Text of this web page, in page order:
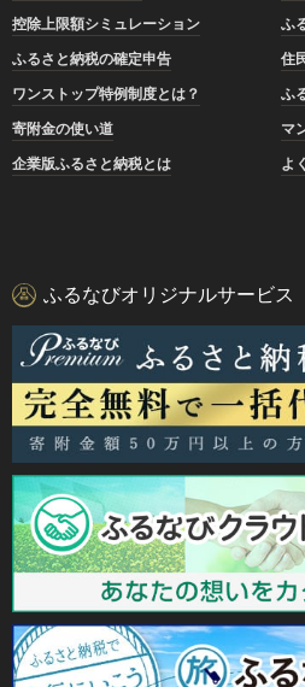
控除上限額シミュレーション
ふ
ふるさと納税の確定申告
住
ワンストップ特例制度とは？
ふ
寄附金の使い道
マ
企業版ふるさと納税とは
よ
ふるなびオリジナルサービス